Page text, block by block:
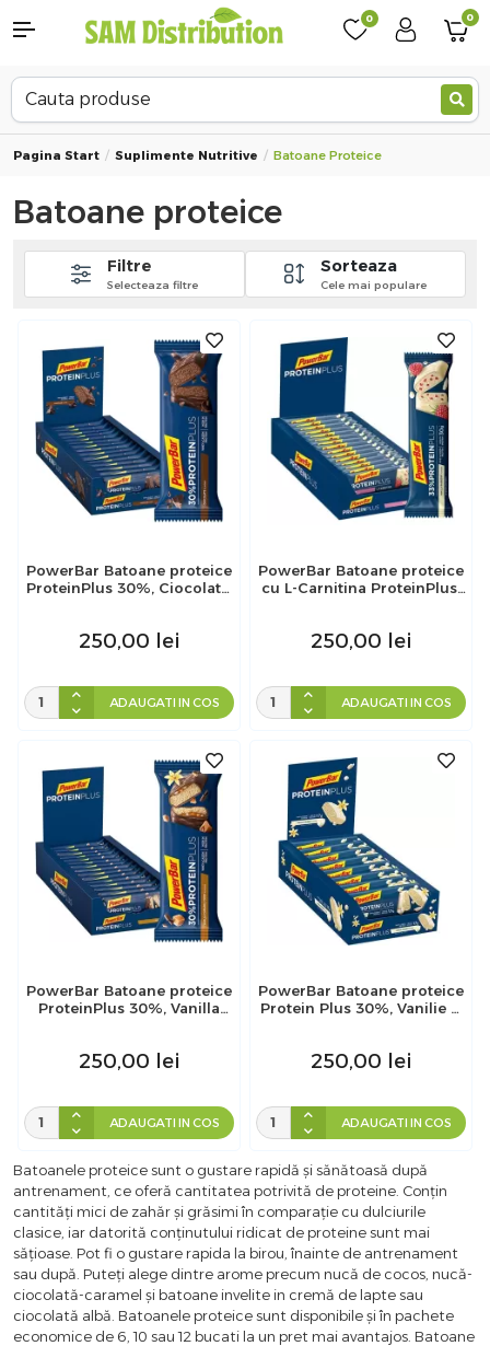
0 0
Pagina Start Suplimente Nutritive Batoane Proteice
Batoane proteice
Sorteaza
Cele mai populare
Filtre
Selecteaza filtre
PowerBar Batoane proteice
ProteinPlus 30%, Ciocolata,
250,00 lei
ADAUGATI IN COS
PowerBar Batoane proteice
cu L-Carnitina ProteinPlus,
250,00 lei
ADAUGATI IN COS
PowerBar Batoane proteice
ProteinPlus 30%, Vanilla
250,00 lei
ADAUGATI IN COS
PowerBar Batoane proteice
Protein Plus 30%, Vanilie si
250,00 lei
ADAUGATI IN COS
Batoanele proteice sunt o gustare rapidă și sănătoasă după
antrenament, ce oferă cantitatea potrivită de proteine. Conțin
cantități mici de zahăr și grăsimi în comparație cu dulciurile
clasice, iar datorită conținutului ridicat de proteine sunt mai
sățioase. Pot fi o gustare rapida la birou, înainte de antrenament
sau după. Puteți alege dintre arome precum nucă de cocos, nucă-
ciocolată-caramel și batoane invelite in cremă de lapte sau
ciocolată albă. Batoanele proteice sunt disponibile și în pachete
economice de 6, 10 sau 12 bucati la un pret mai avantajos. Batoane